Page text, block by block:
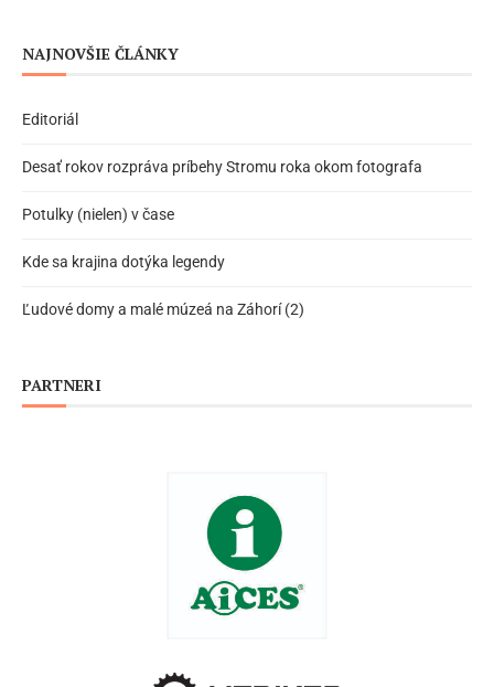
NAJNOVŠIE ČLÁNKY
Editoriál
Desať rokov rozpráva príbehy Stromu roka okom fotografa
Potulky (nielen) v čase
Kde sa krajina dotýka legendy
Ľudové domy a malé múzeá na Záhorí (2)
PARTNERI